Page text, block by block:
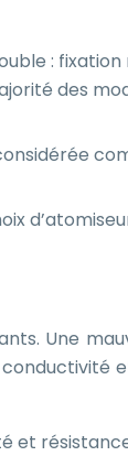
:
des
Une
et